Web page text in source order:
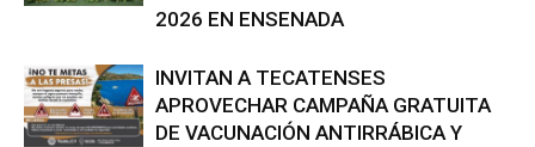
2026 EN ENSENADA
INVITAN A TECATENSES
APROVECHAR CAMPAÑA GRATUITA
DE VACUNACIÓN ANTIRRÁBICA Y